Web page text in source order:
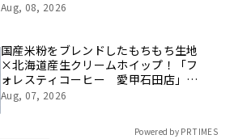
証を開始
Aug, 08, 2026
国産米粉をブレンドしたもちもち生地
×北海道産生クリームホイップ！「フ
ォレスティコーヒー 愛甲石田店」に
て、８月１７日（月）からクレープ販
Aug, 07, 2026
Powered by PR TIMES